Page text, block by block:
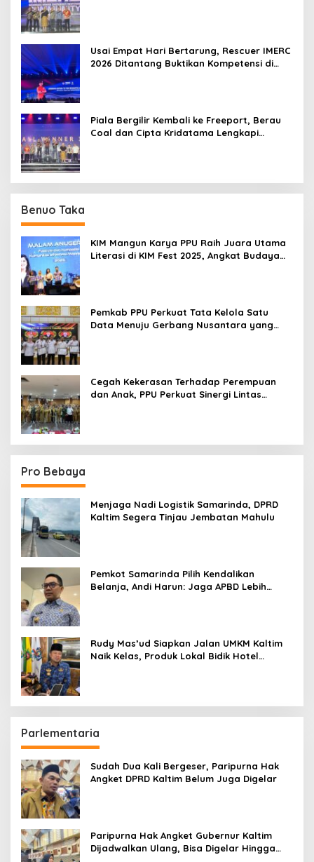
Usai Empat Hari Bertarung, Rescuer IMERC
2026 Ditantang Buktikan Kompetensi di
Piala Bergilir Kembali ke Freeport, Berau
Coal dan Cipta Kridatama Lengkapi
Benuo Taka
KIM Mangun Karya PPU Raih Juara Utama
Literasi di KIM Fest 2025, Angkat Budaya
Pemkab PPU Perkuat Tata Kelola Satu
Data Menuju Gerbang Nusantara yang
Cegah Kekerasan Terhadap Perempuan
dan Anak, PPU Perkuat Sinergi Lintas
Pro Bebaya
Menjaga Nadi Logistik Samarinda, DPRD
Kaltim Segera Tinjau Jembatan Mahulu
Pemkot Samarinda Pilih Kendalikan
Belanja, Andi Harun: Jaga APBD Lebih
Rudy Mas’ud Siapkan Jalan UMKM Kaltim
Naik Kelas, Produk Lokal Bidik Hotel
Parlementaria
Sudah Dua Kali Bergeser, Paripurna Hak
Angket DPRD Kaltim Belum Juga Digelar
Paripurna Hak Angket Gubernur Kaltim
Dijadwalkan Ulang, Bisa Digelar Hingga